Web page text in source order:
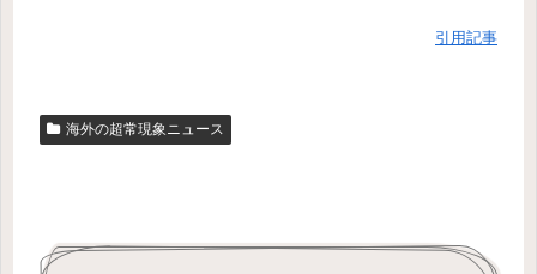
引用記事
海外の超常現象ニュース